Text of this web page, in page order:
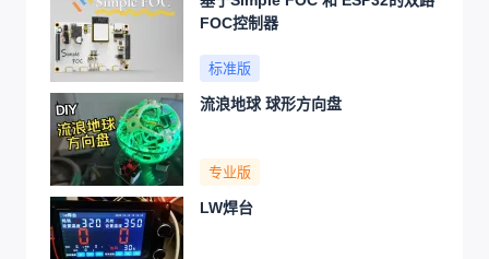
FOC控制器
标准版
流浪地球 球形方向盘
专业版
LW焊台